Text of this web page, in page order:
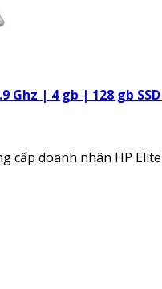
Ghz | 4 gb | 128 gb
cấp doanh nhân HP